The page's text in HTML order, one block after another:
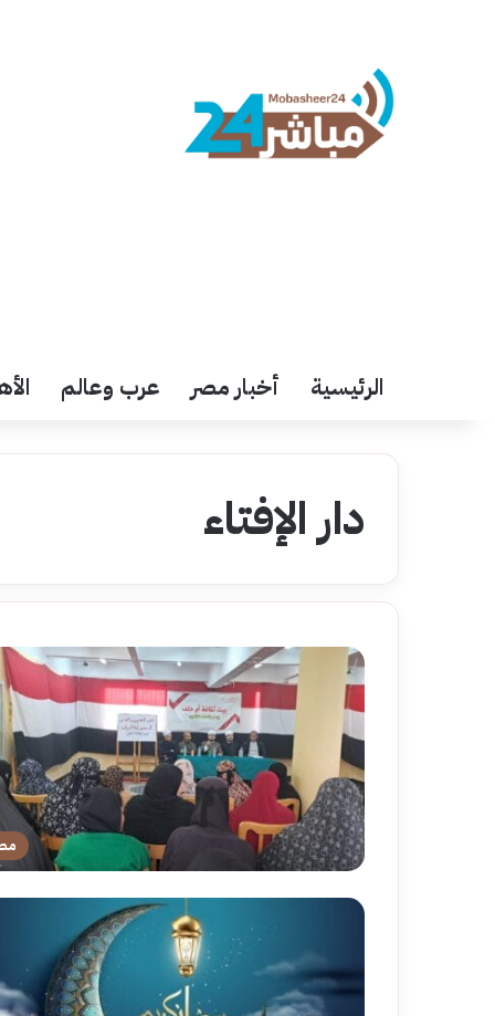
الرئيسية أخبار مصر عرب وعالم
دار الإفتاء